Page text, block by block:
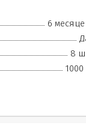
6
8
1000